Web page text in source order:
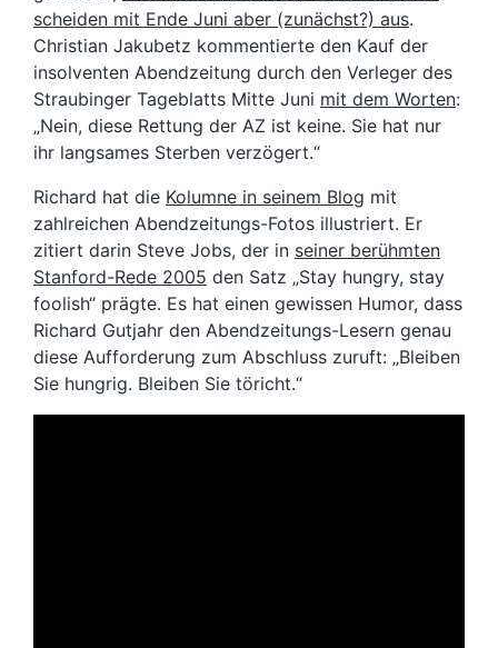
scheiden mit Ende Juni aber (zunächst?) aus.
Christian Jakubetz kommentierte den Kauf der
insolventen Abendzeitung durch den Verleger des
Straubinger Tageblatts Mitte Juni mit dem Worten:
„Nein, diese Rettung der AZ ist keine. Sie hat nur
ihr langsames Sterben verzögert.“
Richard hat die Kolumne in seinem Blog mit
zahlreichen Abendzeitungs-Fotos illustriert. Er
zitiert darin Steve Jobs, der in seiner berühmten
Stanford-Rede 2005 den Satz „Stay hungry, stay
foolish“ prägte. Es hat einen gewissen Humor, dass
Richard Gutjahr den Abendzeitungs-Lesern genau
diese Aufforderung zum Abschluss zuruft: „Bleiben
Sie hungrig. Bleiben Sie töricht.“